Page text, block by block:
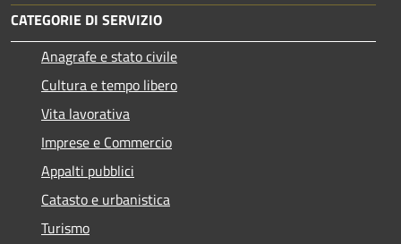
CATEGORIE DI SERVIZIO
Anagrafe e stato civile
Cultura e tempo libero
Vita lavorativa
Imprese e Commercio
Appalti pubblici
Catasto e urbanistica
Turismo